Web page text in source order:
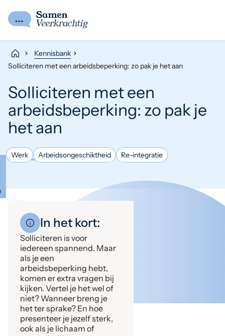
Kennisbank
Solliciteren met een arbeidsbeperking: zo pak je het aan
Solliciteren met een
arbeidsbeperking: zo pak je
het aan
Werk Arbeidsongeschiktheid Re-integratie
In het kort:
Solliciteren is voor
iedereen spannend. Maar
als je een
arbeidsbeperking hebt,
komen er extra vragen bij
kijken. Vertel je het wel of
niet? Wanneer breng je
het ter sprake? En hoe
presenteer je jezelf sterk,
ook als je lichaam of